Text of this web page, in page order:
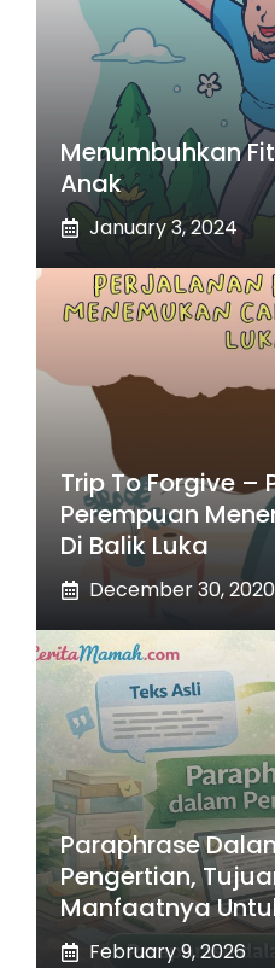
Menumbuhkan
Anak
January 3, 2024
Trip To Forgive –
Perempuan
Di Balik Luka
December 30, 2020
Paraphrase
Pengertian,
Manfaatnya
February 9, 2026